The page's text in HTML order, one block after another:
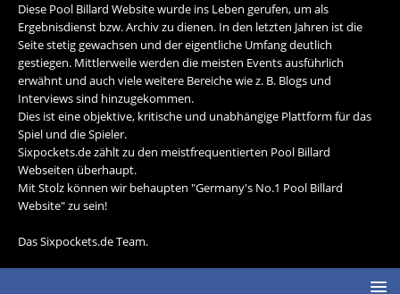
Diese Pool Billard Website wurde ins Leben gerufen, um als
Ergebnisdienst bzw. Archiv zu dienen. In den letzten Jahren ist die
Seite stetig gewachsen und der eigentliche Umfang deutlich
gestiegen. Mittlerweile werden die meisten Events ausführlich
erwähnt und auch viele weitere Bereiche wie z. B. Blogs und
Interviews sind hinzugekommen.
Dies ist eine objektive, kritische und unabhängige Plattform für das
Spiel und die Spieler.
Sixpockets.de zählt zu den meistfrequentierten Pool Billard
Webseiten überhaupt.
Mit Stolz können wir behaupten "Germany's No.1 Pool Billard
Website" zu sein!
Das Sixpockets.de Team.